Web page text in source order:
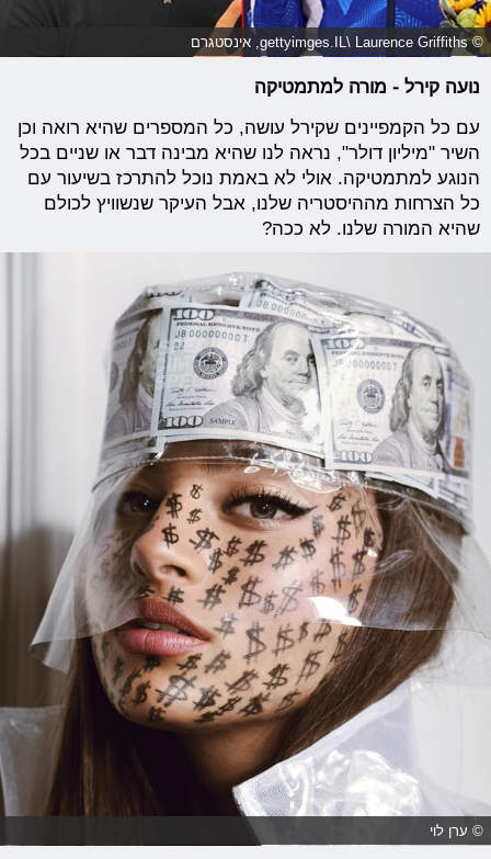
© gettyimges.IL\ Laurence Griffiths, אינסטגרם
נועה קירל - מורה למתמטיקה
עם כל הקמפיינים שקירל עושה, כל המספרים שהיא רואה וכן
השיר "מיליון דולר", נראה לנו שהיא מבינה דבר או שניים בכל
הנוגע למתמטיקה. אולי לא באמת נוכל להתרכז בשיעור עם
כל הצרחות מההיסטריה שלנו, אבל העיקר שנשוויץ לכולם
שהיא המורה שלנו. לא ככה?
© ערן לוי